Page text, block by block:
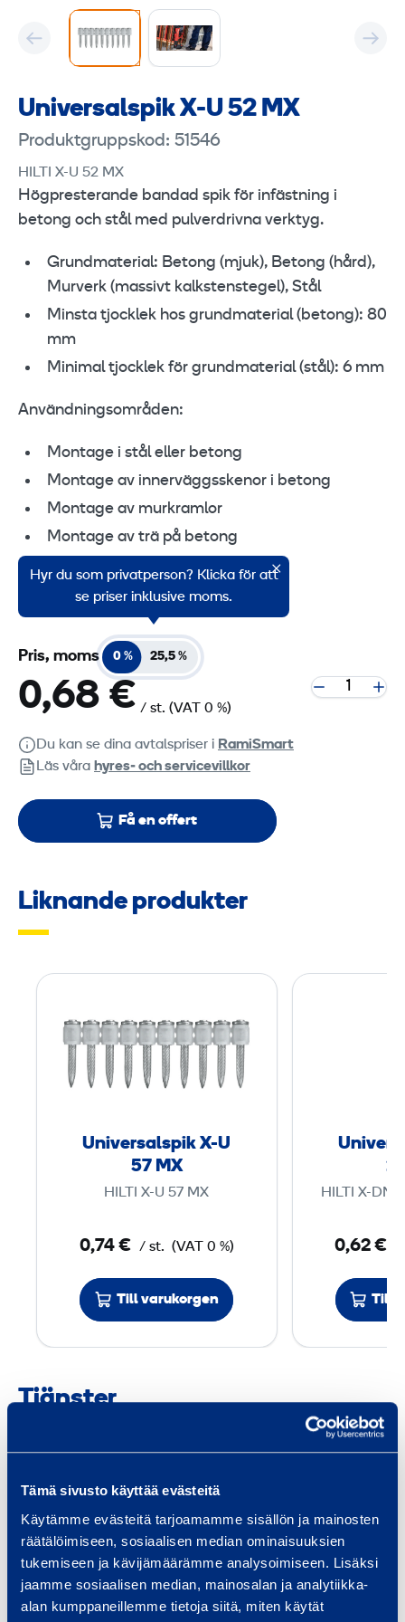
Tämä sivusto käyttää evästeitä
Käytämme evästeitä tarjoamamme sisällön ja mainosten
räätälöimiseen, sosiaalisen median ominaisuuksien
tukemiseen ja kävijämäärämme analysoimiseen. Lisäksi
jaamme sosiaalisen median, mainosalan ja analytiikka-
alan kumppaneillemme tietoja siitä, miten käytät
Universalspik X-U 52 MX
Produktgruppskod: 51546
HILTI X-U 52 MX
Högpresterande bandad spik för infästning i
betong och stål med pulverdrivna verktyg.
Grundmaterial: Betong (mjuk), Betong (hård),
Murverk (massivt kalkstenstegel), Stål
Minsta tjocklek hos grundmaterial (betong): 80
mm
Minimal tjocklek för grundmaterial (stål): 6 mm
Användningsområden:
Montage i stål eller betong
Montage av innerväggsskenor i betong
Montage av murkramlor
Montage av trä på betong
säkerhetsavspärrningar
Hyr du som privatperson? Klicka för att
se priser inklusive moms.
Pris, moms 0 % 25,5 %
0,68 € / st. (VAT 0 %)
Du kan se dina avtalspriser i RamiSmart
Läs våra hyres‑ och servicevillkor
Få en offert
Liknande produkter
i
v
e
s
a
i
k
X
-
U
7
M
Universalspik X-U
57 MX
HILTI X-U 57 MX
0,74 € / st. (VAT 0 %)
Till varukorgen
HILTI X-DNI
0,62 €
Till
Tjänster
Trafiksäkerhet och
infrastruktur
Vi tillhandahåller utrustning och
tjänster för
infrastrukturbyggande, oavsett